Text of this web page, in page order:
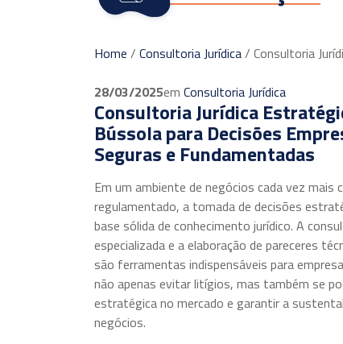
Home / Consultoria Jurídica/ Consultoria
28/03/2025em Consultoria Jurídica
Consultoria Jurídica
Bússola para Decisões
Seguras e Fundamentadas
Em um ambiente de negócios cada vez mais
regulamentado, a tomada de decisões
base sólida de conhecimento jurídico. A
especializada e a elaboração de pareceres
são ferramentas indispensáveis para
não apenas evitar litígios, mas também se
estratégica no mercado e garantir a
negócios.